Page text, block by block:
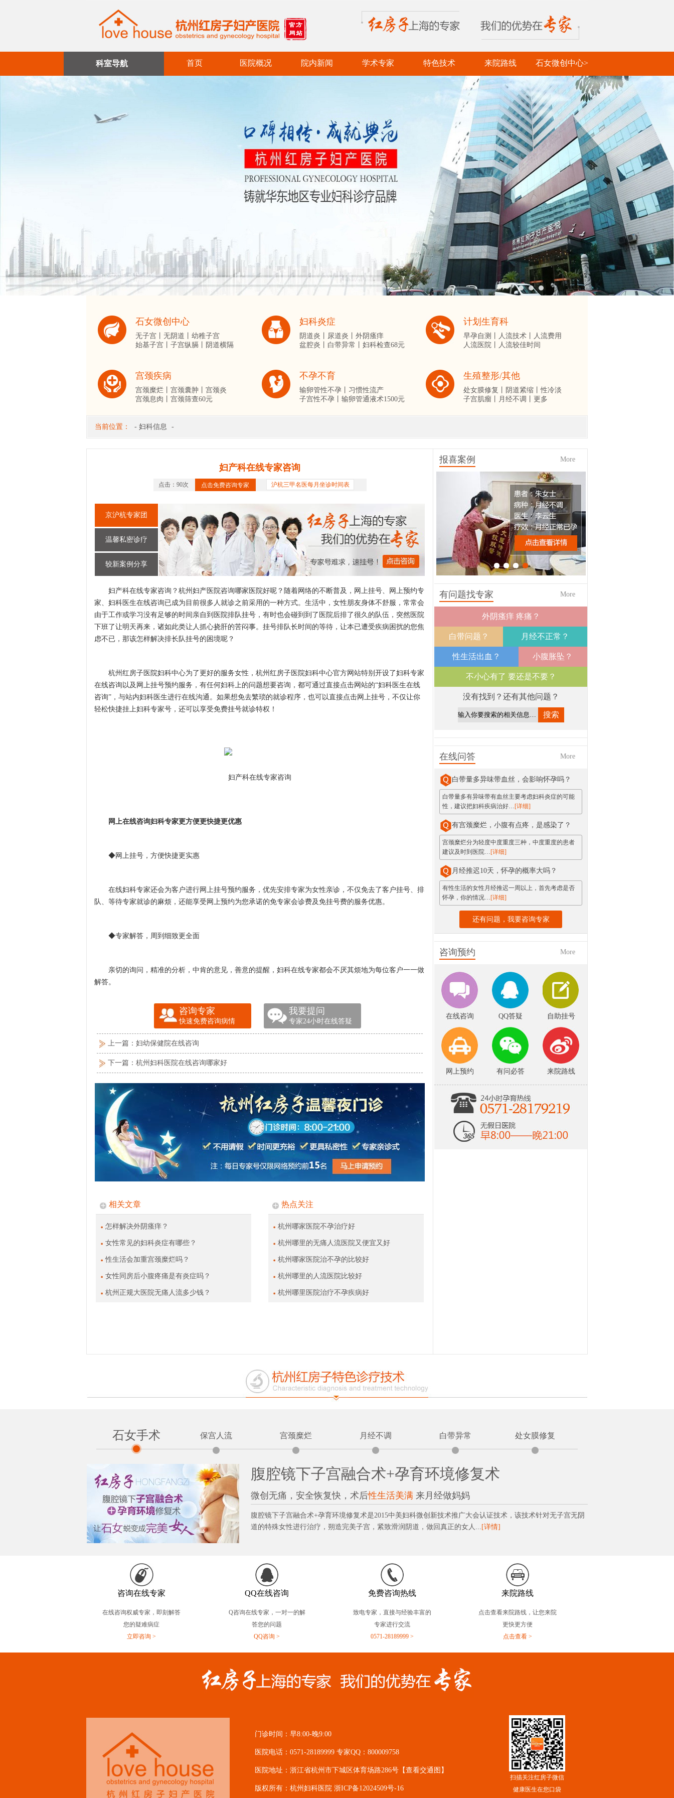
科室导航 首页 医院概况 院内新闻 学术专家 特色技术 来院路线 石女微创中心>
石女微创中心
无子宫丨 无阴道丨 幼稚子宫
始基子宫丨 子宫纵膈丨 阴道横隔
妇科炎症
阴道炎丨 尿道炎丨 外阴瘙痒
盆腔炎丨 白带异常丨 妇科检查68元
计划生育科
早孕自测丨 人流技术丨
人流费用
人流医院丨
人流较佳时间
宫颈疾病
宫颈糜烂丨 宫颈囊肿丨 宫颈炎
宫颈息肉丨 宫颈筛查60元
不孕不育
输卵管性不孕丨 习惯性流产
子宫性不孕丨 输卵管通液术1500元
生殖整形/其他
处女膜修复丨 阴道紧缩丨性冷淡
子宫肌瘤丨
月经不调丨 更多
当前位置： - 妇科信息 -
妇产科在线专家咨询
点击：90次 点击免费咨询专家 沪杭三甲名医每月坐诊时间表
京沪杭专家团
温馨私密诊疗
较新案例分享
妇产科在线专家咨询？杭州妇产医院咨询哪家医院好呢？随着网络的不断普及，网上挂号、网上预约专
家、妇科医生在线咨询已成为目前很多人就诊之前采用的一种方式。生活中，女性朋友身体不舒服，常常会
由于工作或学习没有足够的时间亲自到医院排队挂号，有时也会碰到到了医院后排了很久的队伍，突然医院
下班了让明天再来，诸如此类让人抓心挠肝的苦闷事。挂号排队长时间的等待，让本已遭受疾病困扰的您焦
虑不已，那该怎样解决排长队挂号的困境呢？
杭州红房子医院妇科中心为了更好的服务女性，杭州红房子医院妇科中心官方网站特别开设了妇科专家
在线咨询以及网上挂号预约服务，有任何妇科上的问题想要咨询，都可通过直接点击网站的“妇科医生在线
咨询”，与站内妇科医生进行在线沟通。如果想免去繁琐的就诊程序，也可以直接点击网上挂号，不仅让你
轻松快捷挂上妇科专家号，还可以享受免费挂号就诊特权！
妇产科在线专家咨询
网上在线咨询妇科专家更方便更快捷更优惠
◆网上挂号，方便快捷更实惠
在线妇科专家还会为客户进行网上挂号预约服务，优先安排专家为女性亲诊，不仅免去了客户挂号、排
队、等待专家就诊的麻烦，还能享受网上预约为您承诺的免专家会诊费及免挂号费的服务优惠。
◆专家解答，周到细致更全面
亲切的询问，精准的分析，中肯的意见，善意的提醒，妇科在线专家都会不厌其烦地为每位客户一一做
解答。
咨询专家
快速免费咨询病情
我要提问
专家24小时在线答疑
上一篇： 妇幼保健院在线咨询
下一篇： 杭州妇科医院在线咨询哪家好
相关文章
怎样解决外阴瘙痒？
女性常见的妇科炎症有哪些？
性生活会加重宫颈糜烂吗？
女性同房后小腹疼痛是有炎症吗？
杭州正规大医院无痛人流多少钱？
热点关注
杭州哪家医院不孕治疗好
杭州哪里的无痛人流医院又便宜又好
杭州哪家医院治不孕的比较好
杭州哪里的人流医院比较好
杭州哪里医院治疗不孕疾病好
报喜案例 More
1 2 3 4
有问题找专家 More
外阴瘙痒 疼痛？
白带问题？ 月经不正常？
性生活出血？ 小腹胀坠？
不小心有了 要还是不要？
没有找到？还有其他问题？
在线问答 More
白带量多异味带血丝，会影响怀孕吗？
白带量多有异味带有血丝主要考虑妇科炎症的可能
性，建议把妇科疾病治好…[详细]
有宫颈糜烂，小腹有点疼，是感染了？
宫颈糜烂分为轻度中度重度三种，中度重度的患者
建议及时到医院…[详细]
月经推迟10天，怀孕的概率大吗？
有性生活的女性月经推迟一周以上，首先考虑是否
怀孕，你的情况…[详细]
还有问题，我要咨询专家
咨询预约 More
在线咨询 QQ答疑 自助挂号
网上预约 有问必答 来院路线
石女手术 保宫人流 宫颈糜烂 月经不调 白带异常 处女膜修复
腹腔镜下子宫融合术+孕育环境修复术
微创无痛，安全恢复快，术后性生活美满 来月经做妈妈
腹腔镜下子宫融合术+孕育环境修复术是2015中美妇科微创新技术推广大会认证技术，该技术针对无子宫无阴
道的特殊女性进行治疗，朔造完美子宫，紧致滑润阴道，做回真正的女人... [详情]
咨询在线专家
在线咨询权威专家，即刻解答
您的疑难病症
立即咨询 >
QQ在线咨询
Q咨询在线专家，一对一的解
答您的问题
QQ咨询 >
免费咨询热线
致电专家，直接与经验丰富的
专家进行交流
0571-28189999 >
来院路线
点击查看来院路线，让您来院
更快更方便
点击查看 >
门诊时间：早8:00-晚9:00
医院电话：0571-28189999 专家QQ：800009758
医院地址：浙江省杭州市下城区体育场路286号 【查看交通图】
版权所有：杭州妇科医院 浙ICP备12024509号-16
扫描关注红房子微信
健康医生在您口袋